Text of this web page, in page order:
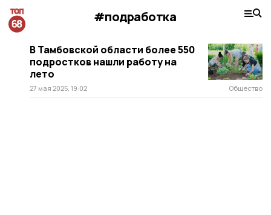
#подработка
В Тамбовской области более 550
подростков нашли работу на
лето
27 мая 2025, 19:02 Общество